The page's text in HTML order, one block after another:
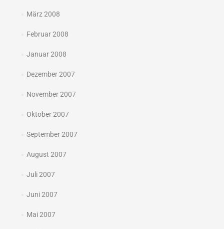
März 2008
Februar 2008
Januar 2008
Dezember 2007
November 2007
Oktober 2007
September 2007
August 2007
Juli 2007
Juni 2007
Mai 2007